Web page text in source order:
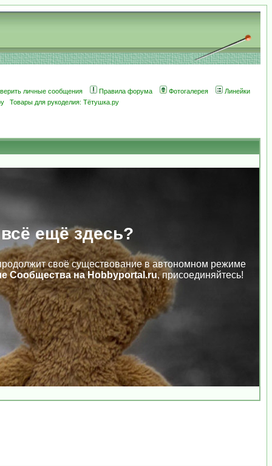
личные сообщения Правила форума Фотогалерея
Линейки
Товары для рукоделия: Тётушка.ру
ещё здесь?
своё существование в автономном режиме
Сообщества на Hobbyportal.ru, присоединяйтесь!